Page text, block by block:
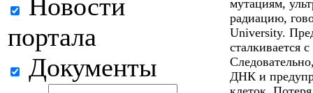
Новости
портала
Документы
мутациям,
радиацию,
University.
сталкивается
ДНК и